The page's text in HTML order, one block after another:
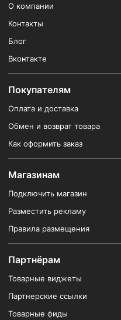
О компании
Контакты
Блог
Вконтакте
Покупателям
Оплата и доставка
Обмен и возврат товара
Как оформить заказ
Магазинам
Подключить магазин
Разместить рекламу
Правила размещения
Партнёрам
Товарные виджеты
Партнерские ссылки
Товарные фиды